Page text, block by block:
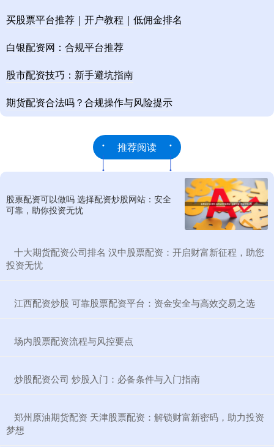
买股票平台推荐｜开户教程｜低佣金排名
白银配资网：合规平台推荐
股市配资技巧：新手避坑指南
期货配资合法吗？合规操作与风险提示
推荐阅读
股票配资可以做吗 选择配资炒股网站：安全
可靠，助你投资无忧
​十大期货配资公司排名 汉中股票配资：开启财富新征程，助您
投资无忧
​江西配资炒股 可靠股票配资平台：资金安全与高效交易之选
​场内股票配资流程与风控要点
​炒股配资公司 炒股入门：必备条件与入门指南
​郑州原油期货配资 天津股票配资：解锁财富新密码，助力投资
梦想